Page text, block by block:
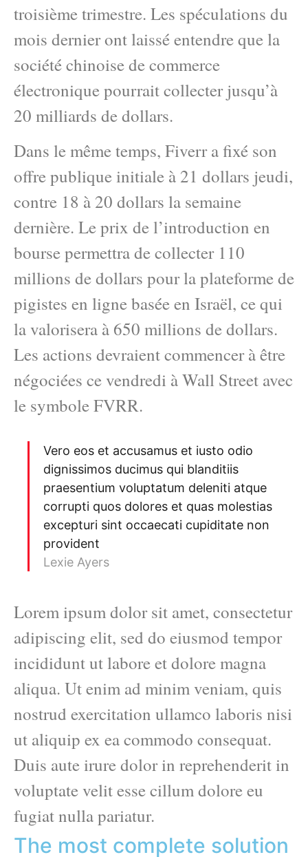
troisième trimestre. Les spéculations du
mois dernier ont laissé entendre que la
société chinoise de commerce
électronique pourrait collecter jusqu’à
20 milliards de dollars.
Dans le même temps, Fiverr a fixé son
offre publique initiale à 21 dollars jeudi,
contre 18 à 20 dollars la semaine
dernière. Le prix de l’introduction en
bourse permettra de collecter 110
millions de dollars pour la plateforme de
pigistes en ligne basée en Israël, ce qui
la valorisera à 650 millions de dollars.
Les actions devraient commencer à être
négociées ce vendredi à Wall Street avec
le symbole FVRR.
Vero eos et accusamus et iusto odio
dignissimos ducimus qui blanditiis
praesentium voluptatum deleniti atque
corrupti quos dolores et quas molestias
excepturi sint occaecati cupiditate non
provident
Lexie Ayers
Lorem ipsum dolor sit amet, consectetur
adipiscing elit, sed do eiusmod tempor
incididunt ut labore et dolore magna
aliqua. Ut enim ad minim veniam, quis
nostrud exercitation ullamco laboris nisi
ut aliquip ex ea commodo consequat.
Duis aute irure dolor in reprehenderit in
voluptate velit esse cillum dolore eu
fugiat nulla pariatur.
The most complete solution